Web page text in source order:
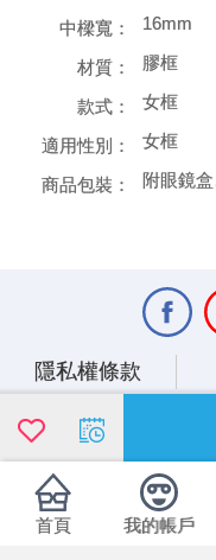
中樑寬： 16mm
材質： 膠框
款式： 女框
適用性別： 女框
商品包裝： 附眼鏡
首頁 我的帳戶
隱私權條款
台灣新北市
寶島眼鏡